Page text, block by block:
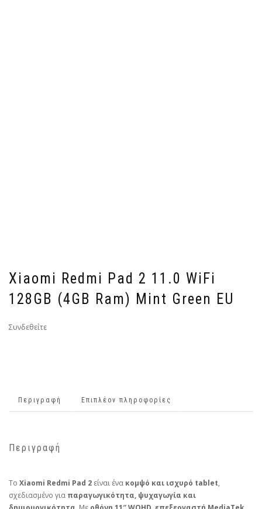
Xiaomi Redmi Pad 2 11.0 WiFi
128GB (4GB Ram) Mint Green EU
Συνδεθείτε
Περιγραφή Επιπλέον πληροφορίες
Περιγραφή
Το Xiaomi Redmi Pad 2 είναι ένα κομψό και ισχυρό tablet,
σχεδιασμένο για παραγωγικότητα, ψυχαγωγία και